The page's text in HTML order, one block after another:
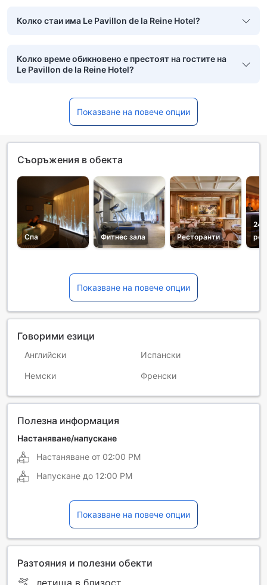
Колко стаи има Le Pavillon de la Reine Hotel?
Колко време обикновено е престоят на гостите на
Le Pavillon de la Reine Hotel?
Показване на повече опции
Съоръжения в обекта
Спа Фитнес зала Ресторанти
24-
Показване на повече опции
Говорими езици
Английски Испански
Немски Френски
Полезна информация
Настаняване/напускане
Настаняване от 02:00 PM
Напускане до 12:00 PM
Показване на повече опции
Разтояния и полезни обекти